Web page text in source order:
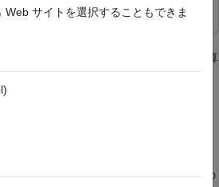
ロボットの重力によるダイナミクスを計算
明します。
の類似したロボット モデルを指定しま
を作成します。最初のロボット モデル
ベクトル[0 0 0]を使用します。これらの
Web サイトを選択することもできま